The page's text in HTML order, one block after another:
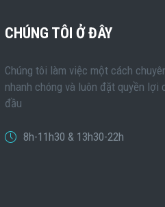
CHÚNG TÔI Ở ĐÂY
Chúng tôi làm việc một cách
nhanh chóng và luôn đặt quyền lợi
đầu
8h-11h30 & 13h30-22h